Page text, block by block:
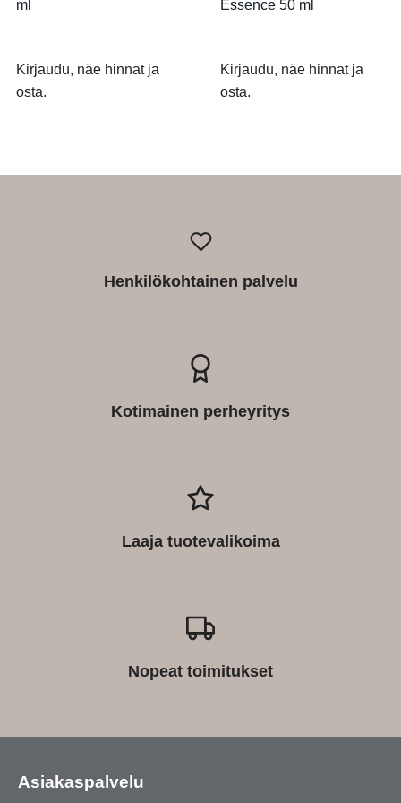
ml
Kirjaudu, näe hinnat ja
osta.
Essence 50 ml
Kirjaudu, näe hinnat ja
osta.
Henkilökohtainen palvelu
Kotimainen perheyritys
Laaja tuotevalikoima
Nopeat toimitukset
Asiakaspalvelu